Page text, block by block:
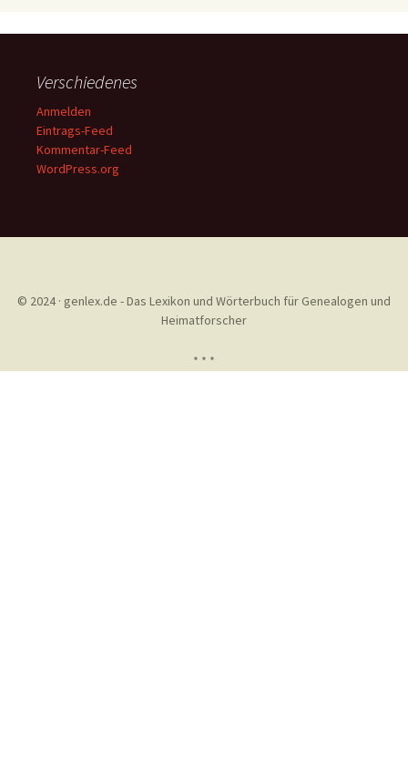
Verschiedenes
Anmelden
Eintrags-Feed
Kommentar-Feed
WordPress.org
© 2024 · genlex.de - Das Lexikon und Wörterbuch für Genealogen und
Heimatforscher
* * *